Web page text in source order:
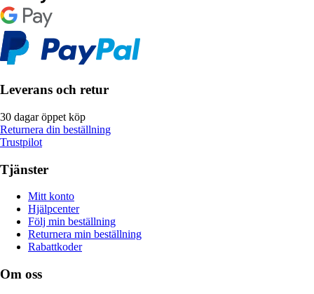
Leverans och retur
30 dagar öppet köp
Returnera din beställning
Trustpilot
Tjänster
Mitt konto
Hjälpcenter
Följ min beställning
Returnera min beställning
Rabattkoder
Om oss